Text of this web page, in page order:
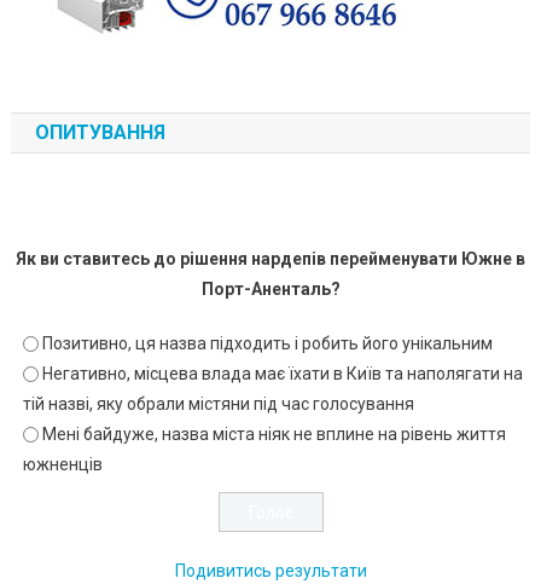
ОПИТУВАННЯ
Як ви ставитесь до рішення нардепів перейменувати Южне в
Порт-Аненталь?
Позитивно, ця назва підходить і робить його унікальним
Негативно, місцева влада має їхати в Київ та наполягати на
тій назві, яку обрали містяни під час голосування
Мені байдуже, назва міста ніяк не вплине на рівень життя
южненців
Подивитись результати